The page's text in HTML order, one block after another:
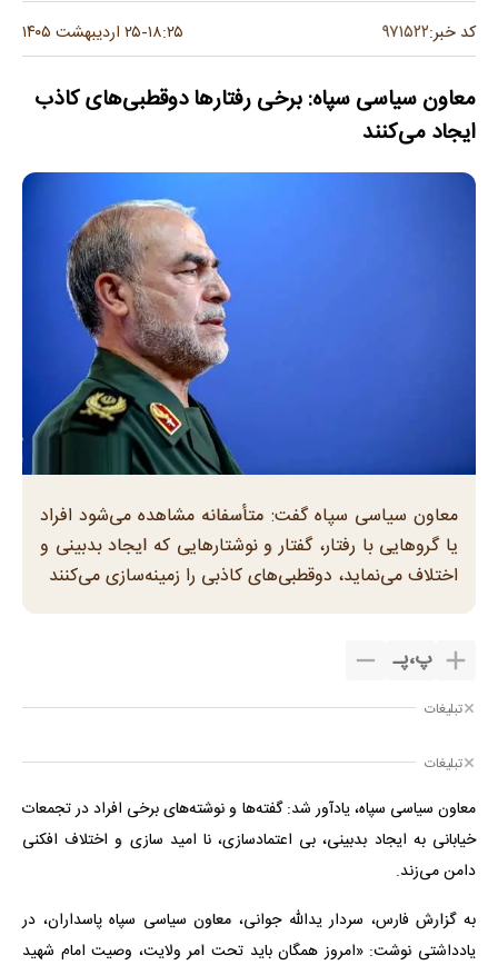
کد خبر:۹۷۱۵۲۲ ۱۸:۲۵-۲۵ اردیبهشت ۱۴۰۵
معاون سیاسی سپاه: برخی رفتار‌ها دوقطبی‌های کاذب
ایجاد می‌کنند
معاون سیاسی سپاه گفت: متأسفانه مشاهده می‌شود افراد
یا گرو‌هایی با رفتار، گفتار و نوشتار‌هایی که ایجاد بدبینی و
اختلاف می‌نماید، دوقطبی‌های کاذبی را زمینه‌سازی می‌کنند
پ،پـ
تبلیغات
تبلیغات
معاون سیاسی سپاه، یادآور شد: گفته‌ها و نوشته‌های برخی افراد در تجمعات
خیابانی به ایجاد بدبینی، بی اعتمادسازی، نا امید سازی و اختلاف افکنی
دامن می‌زند.
به گزارش فارس، سردار یدالله جوانی، معاون سیاسی سپاه پاسداران، در
یادداشتی نوشت: «امروز همگان باید تحت امر ولایت، وصیت امام شهید